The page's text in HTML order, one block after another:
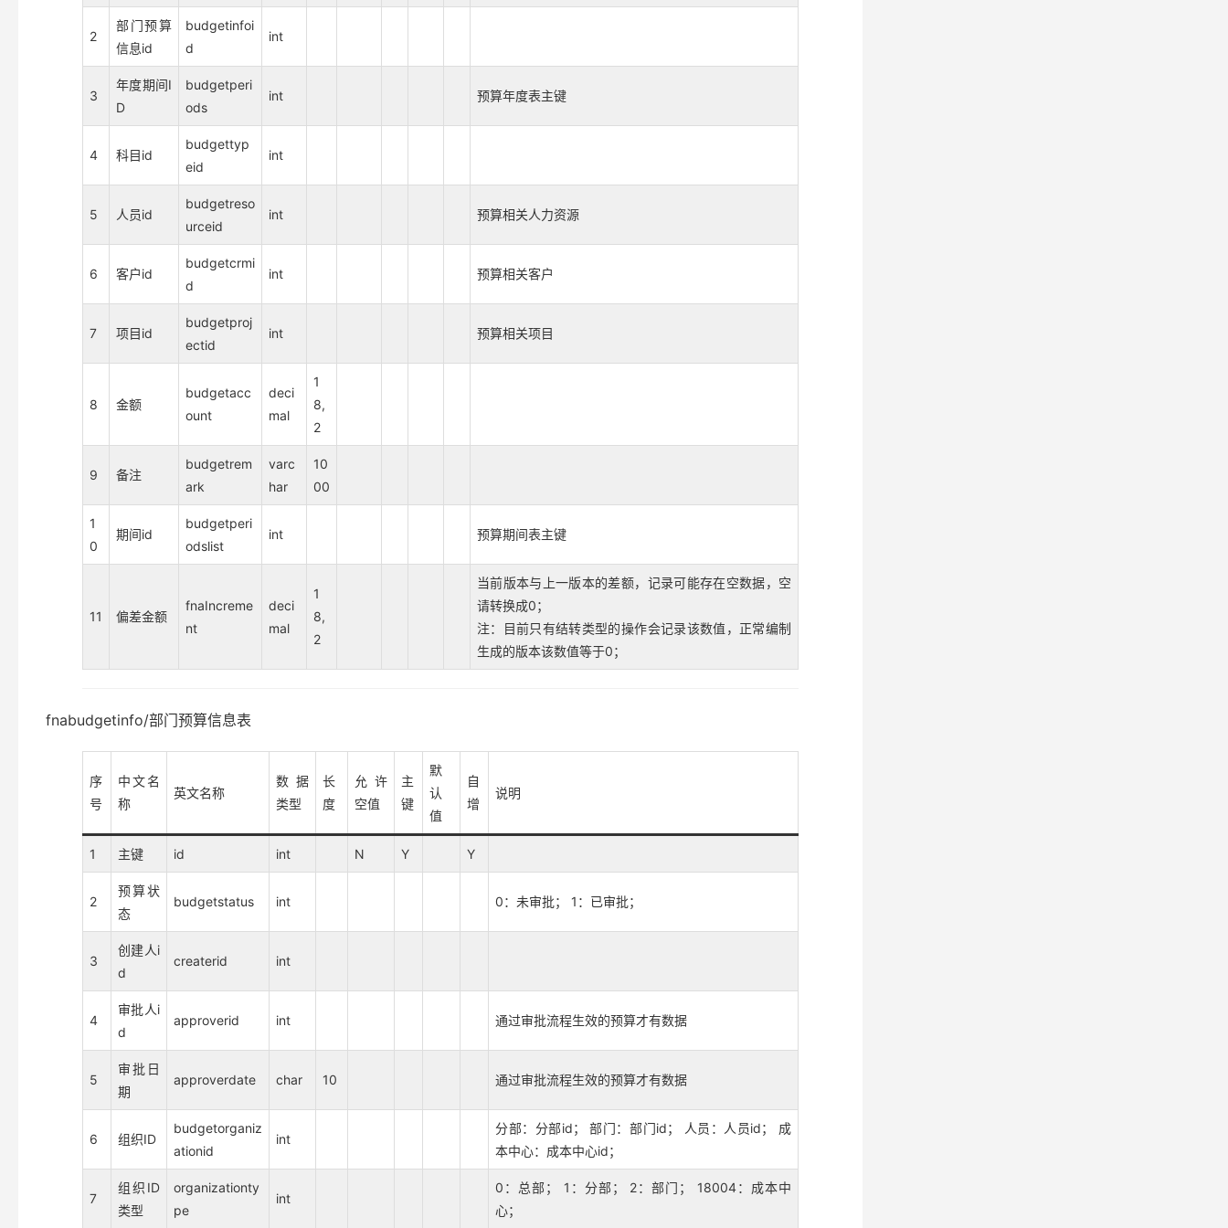
2
部门预算
信息id
budgetinfoi
d
int
3
年度期间I
D
budgetperi
ods
int 预算年度表主键
4 科目id
budgettyp
eid
int
5 人员id
budgetreso
urceid
int 预算相关人力资源
6 客户id
budgetcrmi
d
int 预算相关客户
7 项目id
budgetproj
ectid
int 预算相关项目
8 金额
budgetacc
ount
deci
mal
1
8,
2
9 备注
budgetrem
ark
varc
har
10
00
1
0
期间id
budgetperi
odslist
int 预算期间表主键
11 偏差金额
fnaIncreme
nt
deci
mal
1
8,
2
当前版本与上一版本的差额，记录可能存在空数据，空
请转换成0；
注：目前只有结转类型的操作会记录该数值，正常编制
生成的版本该数值等于0；
fnabudgetinfo/部门预算信息表
序
号
中文名
称
英文名称
数据
类型
长
度
允许
空值
主
键
默
认
值
自
增
说明
1 主键 id int N Y Y
2
预算状
态
budgetstatus int 0：未审批； 1：已审批；
3
创建人i
d
createrid int
4
审批人i
d
approverid int 通过审批流程生效的预算才有数据
5
审批日
期
approverdate char 10 通过审批流程生效的预算才有数据
6 组织ID
budgetorganiz
ationid
int
分部：分部id； 部门：部门id； 人员：人员id； 成
本中心：成本中心id；
7
组织ID
类型
organizationty
pe
int
0：总部； 1：分部； 2：部门； 18004：成本中
心；